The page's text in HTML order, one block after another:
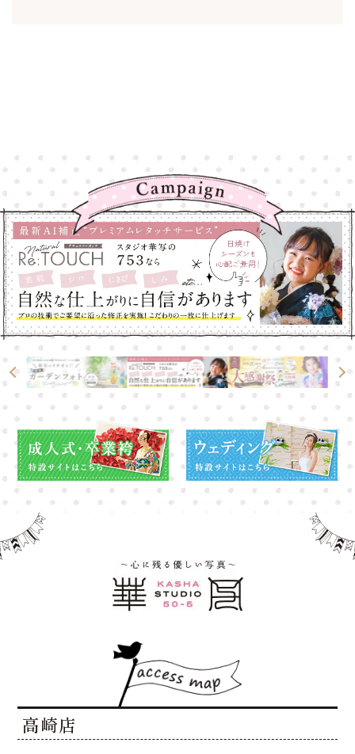
高崎店
高崎店
大宮店
高崎店
大宮店